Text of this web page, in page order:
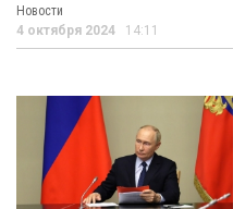
Новости
4 октября 2024 14:11